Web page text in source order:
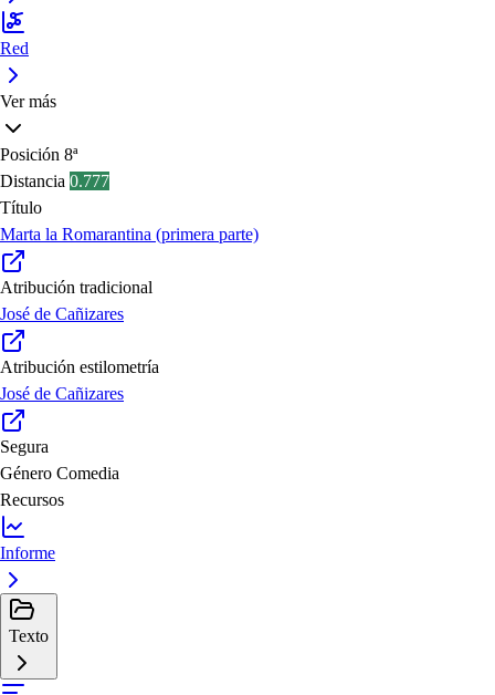
Red
Ver más
Posición 8ª
Distancia 0.777
Título
Marta la Romarantina (primera parte)
Atribución tradicional
José de Cañizares
Atribución estilometría
José de Cañizares
Segura
Género Comedia
Recursos
Informe
Texto